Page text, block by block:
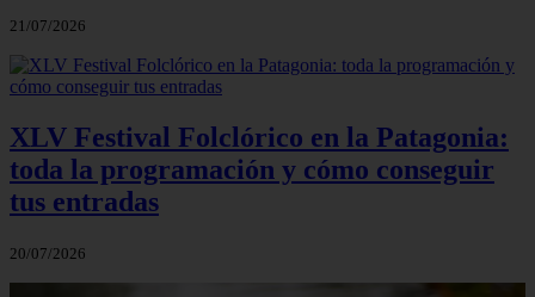
21/07/2026
XLV Festival Folclórico en la Patagonia:
toda la programación y cómo conseguir
tus entradas
20/07/2026